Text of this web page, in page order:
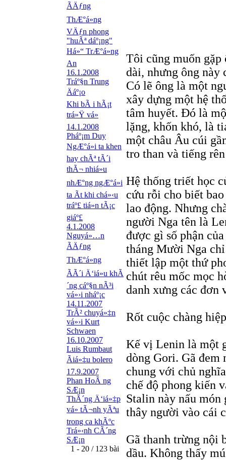
ÃÄƒng
ThÆ°á»ng
VÄƒn phong
"huÃª dáº¡ng"
Há»“ TrÆ°á»ng
An
16.1.2008
Tráº§n Trung
Äáº¡o
Khi bÃ i hÃ¡t
trá»Ÿ vá»
14.1.2008
Pháº¡m Duy
NgÆ°á»i ta khen
hay chÃª tÃ´i
thÃ¬ nhiá»u
nhÆ°ng ngÆ°á»i
ta Ã­t khi chá»‹u
tráº£ tiá»n tÃ¡c
giáº£
4.1.2008
Nguyá»…n
ÃÄƒng
ThÆ°á»ng
ÃÃ´i Ä‘iá»u khÃ
´ng cáº§n nÃ³i
vá»›i nháº¡c
14.11.2007
TrÃ² chuyá»‡n
vá»›i Kurt
Schwaen
16.10.2007
Luis Rumbaut
Ãiá»‡u bolero
17.9.2007
Phan HoÃ ng
SÆ¡n
ThÃ´ng Ä‘iá»‡p
vá» tÃ¬nh yÃªu
trong ca khÃºc
Trá»‹nh CÃ´ng
SÆ¡n
1 - 20 / 123 bài
Tôi cũng muốn
dài, nhưng ông này
Có lẽ ông là một
xây dựng một hệ
tâm huyết. Đó là
lặng, khốn khó, là
một châu Âu cúi
tro than và tiếng
Hệ thống triết học
cứu rỗi cho biết
lao động. Nhưng
người Nga tên là
được gì số phận
tháng Mười Nga
thiết lập một thứ
chút rêu mốc mọc
danh xưng các đơn
Rốt cuộc chàng
Kế vị Lenin là một
dòng Gori. Gã đem
chung với chủ
chế độ phong kiến
Stalin này nấu
thây người vào cái
Gã thanh trừng nội
dầu. Không thấy